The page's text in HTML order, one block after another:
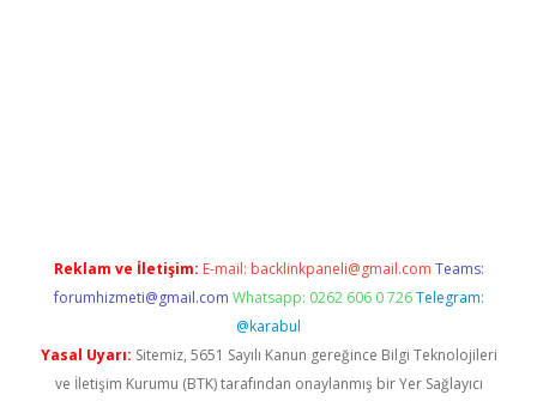
Reklam ve İletişim: E-mail: backlinkpaneli@gmail.com Teams:
forumhizmeti@gmail.com Whatsapp: 0262 606 0 726 Telegram:
@karabul
Yasal Uyarı: Sitemiz, 5651 Sayılı Kanun gereğince Bilgi Teknolojileri
ve İletişim Kurumu (BTK) tarafından onaylanmış bir Yer Sağlayıcı